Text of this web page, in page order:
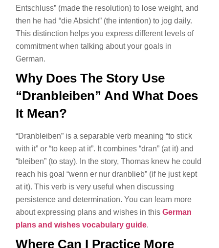
Entschluss” (made the resolution) to lose weight, and
then he had “die Absicht” (the intention) to jog daily.
This distinction helps you express different levels of
commitment when talking about your goals in
German.
Why Does The Story Use
“dranbleiben” And What Does
It Mean?
“Dranbleiben” is a separable verb meaning “to stick
with it” or “to keep at it”. It combines “dran” (at it) and
“bleiben” (to stay). In the story, Thomas knew he could
reach his goal “wenn er nur dranblieb” (if he just kept
at it). This verb is very useful when discussing
persistence and determination. You can learn more
about expressing plans and wishes in thisGerman
plans and wishes vocabulary guide.
Where Can I Practice More